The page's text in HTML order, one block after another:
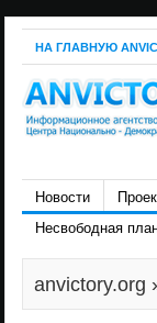
НА ГЛАВНУЮ
Новости
Несвободная
anvictory.org